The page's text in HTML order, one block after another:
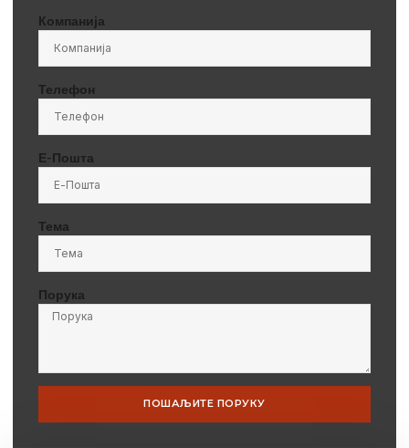
Компанија
Телефон
Е-Пошта
Тема
Порука
ПОШАЉИТЕ ПОРУКУ